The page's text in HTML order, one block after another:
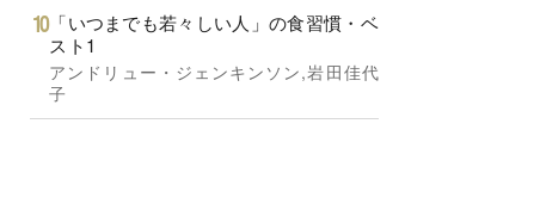
「いつまでも若々しい人」の食習慣・ベ
スト1
アンドリュー・ジェンキンソン,岩田佳代
子